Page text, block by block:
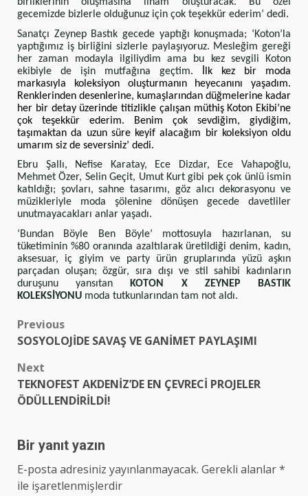
gecemizde bizlerle olduğunuz için çok teşekkür ederim’ dedi.
Sanatçı Zeynep Bastık gecede yaptığı konuşmada; ‘Koton’la
yaptığımız iş birliğini sizlerle paylaşıyoruz. Mesleğim gereği
her zaman modayla ilgiliydim ama bu kez sevgili Koton
ekibiyle de işin mutfağına geçtim.
İlk kez bir moda
markasıyla koleksiyon oluşturmanın heyecanını yaşadım.
Renklerinden desenlerine, kumaşlarından düğmelerine kadar
her bir detay üzerinde titizlikle çalışan müthiş Koton Ekibi’ne
çok teşekkür ederim. Benim çok sevdiğim, giydiğim,
taşımaktan da uzun süre keyif alacağım bir koleksiyon oldu
umarım siz de seversiniz’ dedi.
Ebru Şallı, Nefise Karatay, Ece Dizdar, Ece Vahapoğlu,
Mehmet Özer, Selin Geçit, Umut Kurt gibi pek çok ünlü ismin
katıldığı; şovları, sahne tasarımı, göz alıcı dekorasyonu ve
müzikleriyle moda şölenine dönüşen gecede davetliler
unutmayacakları anlar yaşadı.
‘Bundan Böyle Ben Böyle’ mottosuyla hazırlanan, su
tüketiminin %80 oranında azaltılarak üretildiği denim, kadın,
aksesuar, iç giyim ve party ürün gruplarında yüzü aşkın
parçadan oluşan; özgür, sıra dışı ve stil sahibi kadınların
duruşunu yansıtan KOTON X ZEYNEP BASTIK
KOLEKSİYONU moda tutkunlarından tam not aldı.
Post
navigation
Previous
SOSYOLOJİDE SAVAŞ VE GANİMET PAYLAŞIMI
Next
TEKNOFEST AKDENİZ’DE EN ÇEVRECİ PROJELER
ÖDÜLLENDİRİLDİ!
Bir yanıt yazın
E-posta adresiniz yayınlanmayacak. Gerekli alanlar*
ile işaretlenmişlerdir